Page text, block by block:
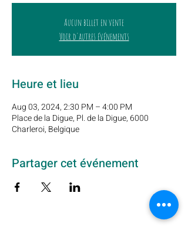
Aucun billet en vente
Voir d'autres événements
Heure et lieu
Aug 03, 2024, 2:30 PM – 4:00 PM
Place de la Digue, Pl. de la Digue, 6000
Charleroi, Belgique
Partager cet événement